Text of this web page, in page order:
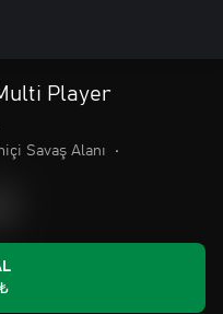
Player
Savaş Alanı
•